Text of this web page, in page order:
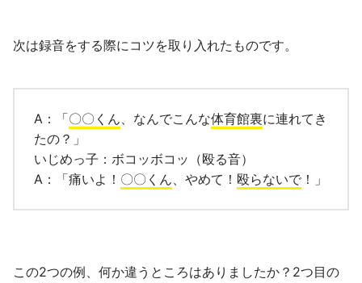
次は録音をする際にコツを取り入れたものです。
A：「〇〇くん、なんでこんな体育館裏に連れてき
たの？」
いじめっ子：ボコッボコッ（殴る音）
A：「痛いよ！ 〇〇くん、やめて！ 殴らないで ！」
この2つの例、何か違うところはありましたか？2つ目の